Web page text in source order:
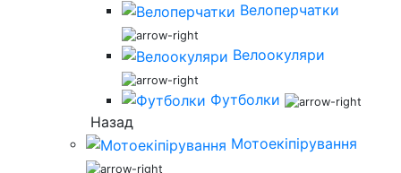
Велоперчатки
Велоокуляри
Футболки
Назад
Мотоекіпірування